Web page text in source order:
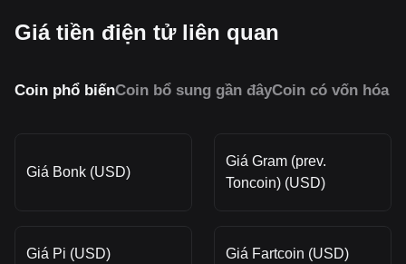
Giá tiền điện tử liên quan
Coin phổ biếnCoin bổ sung gần đâyCoin có vốn hóa
Giá Bonk (USD)
Giá Gram (prev.
Toncoin) (USD)
Giá Pi (USD) Giá Fartcoin (USD)